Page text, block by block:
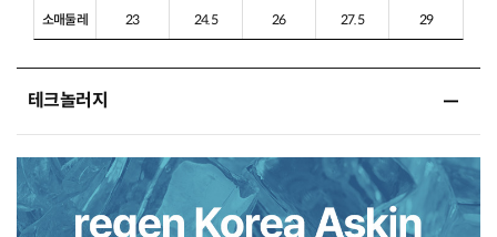
소매둘레 23 24.5 26 27.5 29
테크놀러지